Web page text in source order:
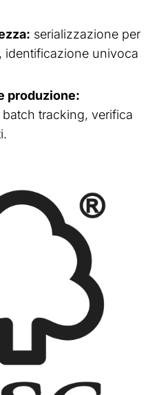
serializzazione per
identificazione univoca
produzione:
tracking, verifica